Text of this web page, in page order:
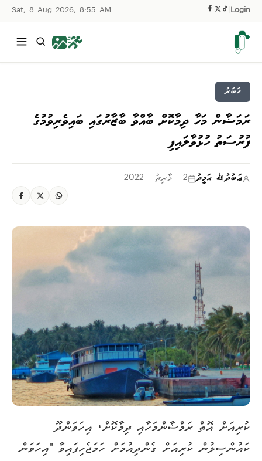
Sat, 8 Aug 2026, 8:55 AM Login
ޚަބަރު
ރަމަޟާން މަހާ ދިމާކޮށް ބާއްވާ ބާޒާރުގައި ބައިވެރިވުމުގެ
ފުރުސަތު ހުޅުވާލައިފި
ޢަބުދުﷲ ޙަމީދު 2 - މާރިޗު - 2022
ކުރިއަށް އޮތް ރަމްޟާންމަހާއި ދިމާކޮށް، އިހަވަންދޫ
ކައުންސިލުން ކުރިއަށް ގެންދިއުމަށް ހަމަޖެހިފައިވާ "އިހަވަން